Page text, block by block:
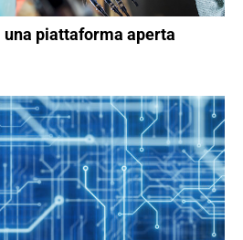
piattaforma aperta